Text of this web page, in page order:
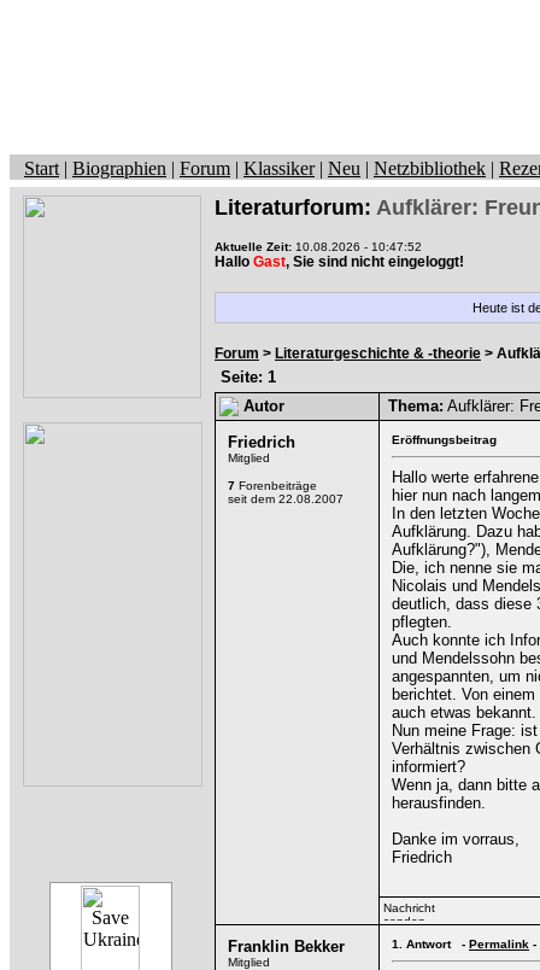
Start | Biographien | Forum | Klassiker| Neu | Netzbibliothek |
Literaturforum: Aufklärer:
Aktuelle Zeit: 10.08.2026 - 10:47:52
Hallo Gast, Sie sind nicht eingeloggt!
Heute ist
Forum > Literaturgeschichte & -theorie >
Seite: 1
Autor
Thema: Aufklärer:
Friedrich
Mitglied
7 Forenbeiträge
seit dem 22.08.2007
Eröffnungsbeitrag
Hallo werte
hier nun nach
In den letzten
Aufklärung. Dazu
Aufklärung?"),
Die, ich nenne sie
Nicolais und
deutlich, dass diese
pflegten.
Auch konnte ich
und Mendelssohn
angespannten, um
berichtet. Von
auch etwas bekannt.
Nun meine Frage:
Verhältnis zwischen
informiert?
Wenn ja, dann bitte
herausfinden.
Danke im vorraus,
Friedrich
Franklin Bekker
Mitglied
1. Antwort - Permalink -